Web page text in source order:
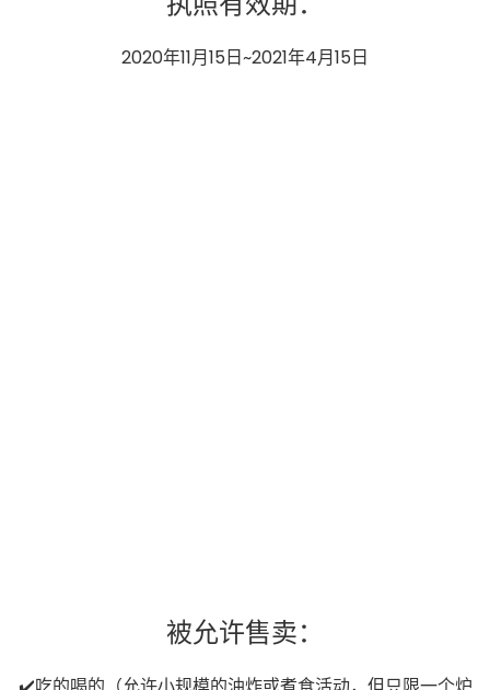
2020年11月15日~2021年4月15日
被允许售卖：